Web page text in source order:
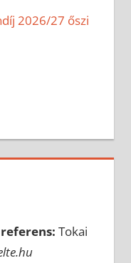
2026/27 őszi
Tokai